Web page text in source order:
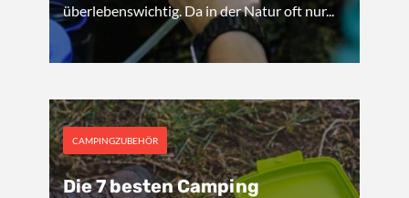
überlebenswichtig. Da in der Natur oft nur...
CAMPINGZUBEHÖR
Die 7 besten Camping